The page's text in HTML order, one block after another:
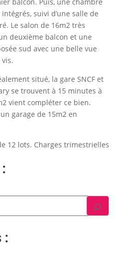
suivi d’une salle de
Le salon de 16m2 très
deuxième balcon et une
sud avec une belle vue
situé, la gare SNCF et
se trouvent à 15 minutes à
vient compléter ce bien.
garage de 15m2 en
12 lots. Charges trimestrielles
: